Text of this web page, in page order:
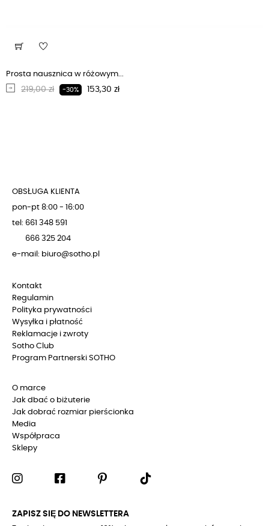
Prosta nausznica w różowym...
Regularna cena
219,00 zł -30% Cena
153,30 zł
OBSŁUGA KLIENTA
pon-pt 8:00 - 16:00
tel: 661 348 591
666 325 204
e-mail: biuro@sotho.pl
Kontakt
Regulamin
Polityka prywatności
Wysyłka i płatność
Reklamacje i zwroty
Sotho Club
Program Partnerski SOTHO
O marce
Jak dbać o biżuterie
Jak dobrać rozmiar pierścionka
Media
Współpraca
Sklepy
ZAPISZ SIĘ DO NEWSLETTERA